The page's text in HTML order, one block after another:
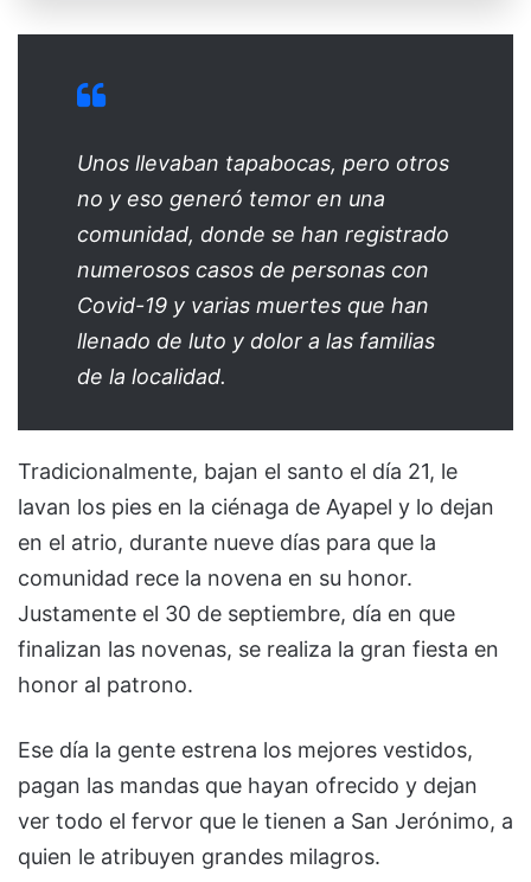
Unos llevaban tapabocas, pero otros
no y eso generó temor en una
comunidad, donde se han registrado
numerosos casos de personas con
Covid-19 y varias muertes que han
llenado de luto y dolor a las familias
de la localidad.
Tradicionalmente, bajan el santo el día 21, le
lavan los pies en la ciénaga de Ayapel y lo dejan
en el atrio, durante nueve días para que la
comunidad rece la novena en su honor.
Justamente el 30 de septiembre, día en que
finalizan las novenas, se realiza la gran fiesta en
honor al patrono.
Ese día la gente estrena los mejores vestidos,
pagan las mandas que hayan ofrecido y dejan
ver todo el fervor que le tienen a San Jerónimo, a
quien le atribuyen grandes milagros.